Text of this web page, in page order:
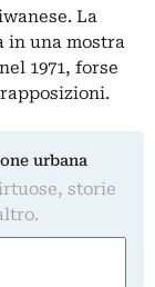
La
in una mostra
1971, forse
urbana
storie